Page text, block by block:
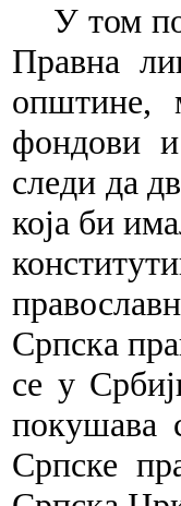
У том
Правна
општине,
фондови
следи да
која би
Српска
се у
покушава
Српске